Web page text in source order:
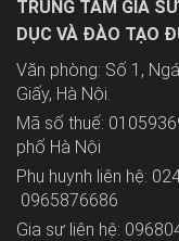
TRUNG TÂM GIA
DỤC VÀ ĐÀO TẠO
Văn phòng: Số 1,
Giấy, Hà Nội.
Mã số thuế:
phố Hà Nội
Phụ huynh liên hệ:
0965876686
Gia sư liên hệ: